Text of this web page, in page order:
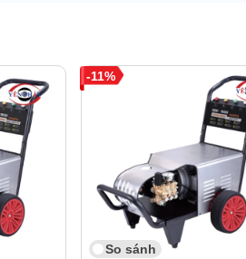
11
So sánh